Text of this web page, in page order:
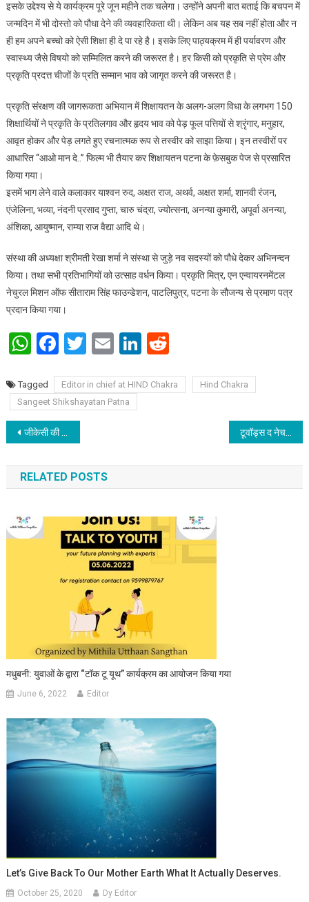
इसके उद्देश्य से ये कार्यक्रम पूरे जून महीने तक चलेगा। उन्होंने अपनी बात बताई कि बचपन में
जन्मदिन में भी दोस्तो को पौधा देने की व्यवहारिकता थी। लेकिन अब यह सब नहीं होता और न
ही हम अपने बच्चो को ऐसी शिक्षा ही दे पा रहे है। इसके लिए पाठ्यक्रम में ही पर्यावरण और
स्वास्थ्य जैसे विषयो को सम्मिलित करने की जरूरत है। हर किसी को प्रकृति से प्रेम और
प्रकृति प्रदत्त चीजों के प्रति सम्मान भाव को जागृत करने की जरूरत है।
प्रकृति संरक्षण की जागरूकता अभियान में शिक्षायतन के अलग-अलग विधा के लगभग 150
शिक्षार्थियों ने प्रकृति के प्रतिलगाव और हृदय भाव को पेड़ फूल पत्तियों से श्रृंगार, मनुहार,
आवृत होकर और पेड़ लगते हुए रचनात्मक रूप से तस्वीर को साझा किया। इन तस्वीरों पर
आधारित “आओ मान दे..” फिल्म भी तैयार कर शिक्षायतन पटना के फ़ेसबुक पेज से प्रसारित
किया गया।
इसमें भाग लेने वाले कलाकार याश्वन रुद, अक्षत राज, अथर्व, अक्षत शर्मा, शानवी रंजन,
एंजेलिना, भव्या, नंदनी प्रसाद गुप्ता, चारु चंद्रा, ज्योत्सना, अनन्या कुमारी, अपूर्वा अनन्या,
अंशिका, आयुष्मान, राम्या राज वैद्या आदि थे।
संस्था की अध्यक्षा श्रीमती रेखा शर्मा ने संस्था से जुड़े नव सदस्यों को पौधे देकर अभिनन्दन
किया। तथा सभी प्रतिभागियों को उत्साह वर्धन किया। प्रकृति मित्र, एन एन्वायरनमेंटल
नेचुरल मिशन ऑफ सीताराम सिंह फाउन्डेशन, पाटलिपुत्र, पटना के सौजन्य से प्रमाण पत्र
प्रदान किया गया।
WhatsApp
Facebook
Twitter
EmailLinkedIn
Tagged Editor in chief at HIND Chakra
Hind Chakra
Sangeet Shikshayatan Patna
Post navigation
जीकेसी की पहल :गो ग्रीन प्रोजेक्ट के तहत बच्चों ने किया वृक्षारोपण टूवॉड्स द नेचर: विश्व पर्यावरण दिवस पर विशेष
RELATED POSTS
मधुबनी: युवाओं के द्वारा “टॉक टू यूथ” कार्यक्रम का आयोजन किया गया
June 6, 2022 Editor
Let’s Give Back To Our Mother Earth What It Actually Deserves.
October 25, 2020 Dy Editor